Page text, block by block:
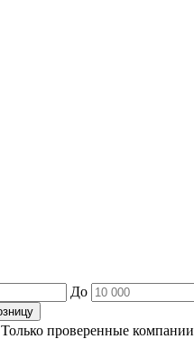
До
Только проверенные компании